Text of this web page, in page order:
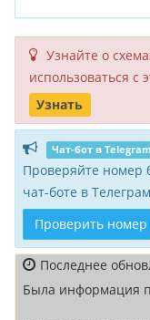
Узнайте о
исполь­зоваться с
Узнать
Чат-бот в Telegram
Проверяйте номер
чат-боте в
Проверить номер
Последнее
Была информация